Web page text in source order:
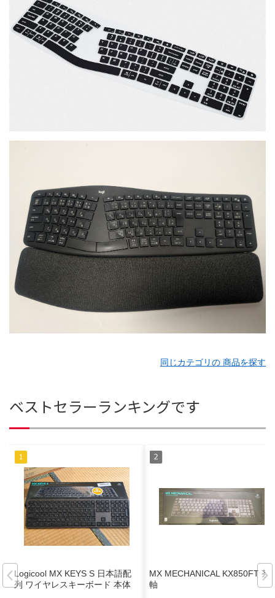
同じカテゴリの 商品を探す
ベストセラーランキングです
Logicool MX KEYS S 日本語配
列 ワイヤレスキーボード 本体
MX MECHANICAL KX850FT 茶
軸